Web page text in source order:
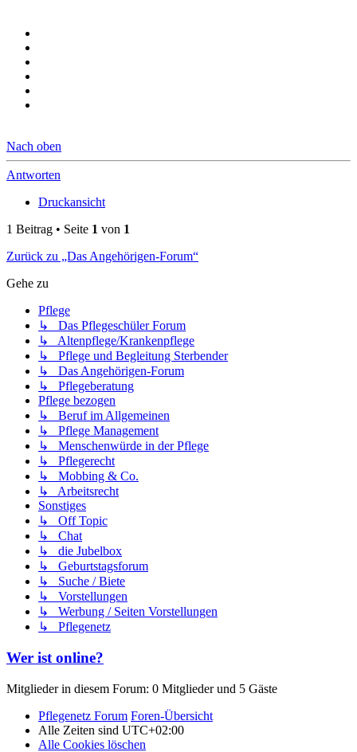
Nach oben
Antworten
Druckansicht
1 Beitrag • Seite 1 von 1
Zurück zu „Das Angehörigen-Forum“
Gehe zu
Pflege
↳ Das Pflegeschüler Forum
↳ Altenpflege/Krankenpflege
↳ Pflege und Begleitung Sterbender
↳ Das Angehörigen-Forum
↳ Pflegeberatung
Pflege bezogen
↳ Beruf im Allgemeinen
↳ Pflege Management
↳ Menschenwürde in der Pflege
↳ Pflegerecht
↳ Mobbing & Co.
↳ Arbeitsrecht
Sonstiges
↳ Off Topic
↳ Chat
↳ die Jubelbox
↳ Geburtstagsforum
↳ Suche / Biete
↳ Vorstellungen
↳ Werbung / Seiten Vorstellungen
↳ Pflegenetz
Wer ist online?
Mitglieder in diesem Forum: 0 Mitglieder und 5 Gäste
Pflegenetz Forum Foren-Übersicht
Alle Zeiten sind UTC+02:00
Alle Cookies löschen